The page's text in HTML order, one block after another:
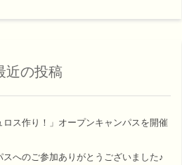
近の投稿
ロス作り！」オープンキャンパスを開催
スへのご参加ありがとうございました♪